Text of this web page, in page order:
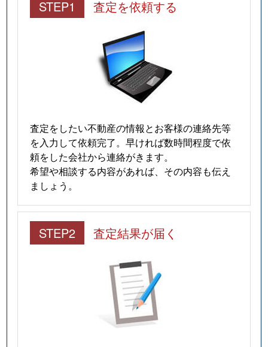
STEP1 査定を依頼する
査定をしたい不動産の情報とお客様の連絡先等
を入力して依頼完了。早ければ数時間程度で依
頼をした会社から連絡がきます。
希望や相談する内容があれば、その内容も伝え
ましょう。
STEP2 査定結果が届く